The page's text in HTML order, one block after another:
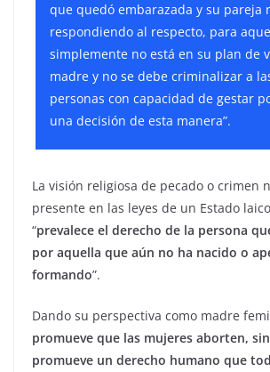
que quedó embarazada y su pareja
respondiendo al respecto, para
simplemente no está en su plan de
madre y no se debe criminalizar a
personas con capacidad de gestar
una decisión de esta manera”.
La visión religiosa de pecado o crimen
presente en las leyes de un Estado
“prevalece el derecho de la persona
por aquella que aún no ha nacido o
formando”.
Dando su perspectiva como madre
promueve que las mujeres aborten,
promueve un derecho humano que